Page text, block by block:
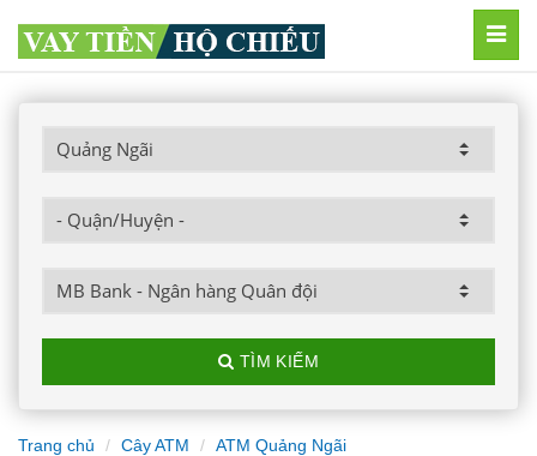
TÌM KIẾM
Trang chủ Cây ATM ATM Quảng Ngãi